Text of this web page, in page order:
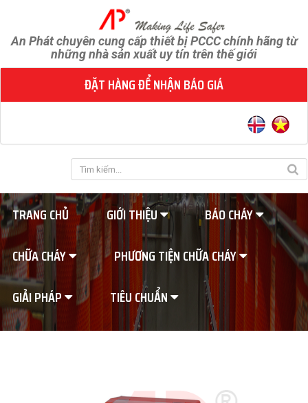
An Phát chuyên cung cấp thiết bị PCCC chính hãng từ
những nhà sản xuất uy tín trên thế giới
ĐẶT HÀNG ĐỂ NHẬN BÁO GIÁ
TRANG CHỦ GIỚI THIỆU
BÁO CHÁY
CHỮA CHÁY
PHƯƠNG TIỆN CHỮA CHÁY
GIẢI PHÁP
TIÊU CHUẨN